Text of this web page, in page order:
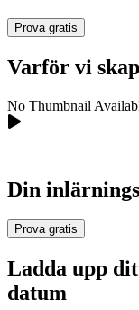
Prova gratis
Varför vi
No Thumbnail
Din
Prova gratis
Ladda upp
datum